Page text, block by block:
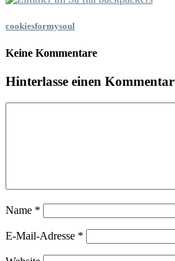
cookiesformysoul
Keine Kommentare
Hinterlasse einen Kommentar
Name *
E-Mail-Adresse *